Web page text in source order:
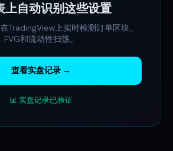
上自动识别这些设置
TradingView上实时检测订单区块、
FVG和流动性扫荡。
查看实盘记录 →
📊 实盘记录已验证